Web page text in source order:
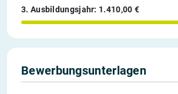
3. Ausbildungsjahr: 1.410,00 €
Bewerbungsunterlagen